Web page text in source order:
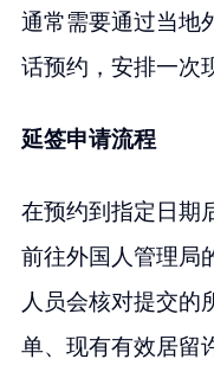
通常需要通过当地
话预约，安排一次
延签申请流程
在预约到指定日期
前往外国人管理局
人员会核对提交的
单、现有有效居留